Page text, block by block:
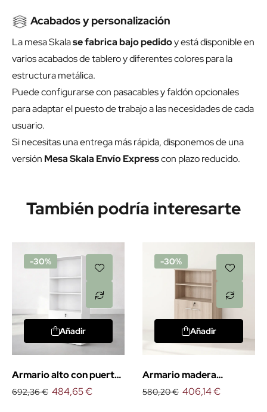
Acabados y personalización
La mesa Skalase fabrica bajo pedidoy está disponible en
varios acabados de tablero y diferentes colores para la
estructura metálica.
Puede configurarse con pasacables y faldón opcionales
para adaptar el puesto de trabajo a las necesidades de cada
usuario.
Si necesitas una entrega más rápida, disponemos de una
versión Mesa Skala Envío Expresscon plazo reducido.
También podría interesarte
-30%
Añadir
Armario alto con puertas
bajas
692,36 € 484,65 €
-30%
Añadir
Armario madera
mediano con puertas
580,20 € 406,14 €